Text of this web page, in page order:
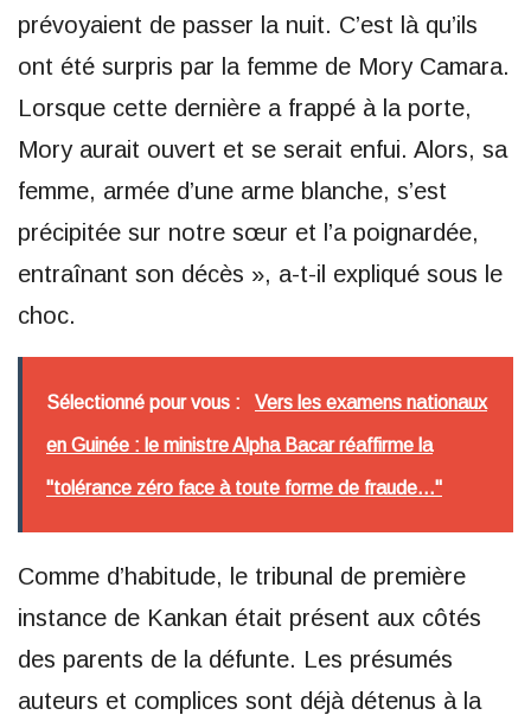
prévoyaient de passer la nuit. C’est là qu’ils
ont été surpris par la femme de Mory Camara.
Lorsque cette dernière a frappé à la porte,
Mory aurait ouvert et se serait enfui. Alors, sa
femme, armée d’une arme blanche, s’est
précipitée sur notre sœur et l’a poignardée,
entraînant son décès », a-t-il expliqué sous le
choc.
Sélectionné pour vous : Vers les examens nationaux
en Guinée : le ministre Alpha Bacar réaffirme la
"tolérance zéro face à toute forme de fraude..."
Comme d’habitude, le tribunal de première
instance de Kankan était présent aux côtés
des parents de la défunte. Les présumés
auteurs et complices sont déjà détenus à la